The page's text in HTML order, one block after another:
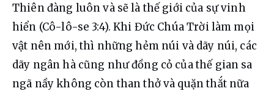
Thiên đàng luôn và sẽ là thế giới của sự vinh
hiển (Cô-lô-se 3:4). Khi Đức Chúa Trời làm mọi
vật nên mới, thì những hẻm núi và dãy núi, các
dãy ngân hà cũng như đồng cỏ của thế gian sa
ngã nầy không còn than thở và quặn thắt nữa